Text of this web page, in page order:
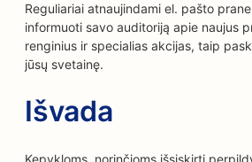
Reguliariai atnaujindami el. pašto
informuoti savo auditoriją apie naujus
renginius ir specialias akcijas, taip
jūsų svetainę.
Išvada
Kepykloms, norinčioms išsiskirti